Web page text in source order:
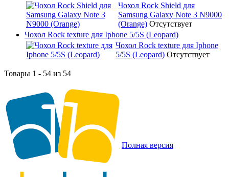
Чохол Rock Shield для
Samsung Galaxy Note 3 N9000
(Orange) Отсутствует
Чохол Rock texture для Iphone 5/5S (Leopard)
Чохол Rock texture для Iphone
5/5S (Leopard) Отсутствует
Товары 1 - 54 из 54
Полная версия